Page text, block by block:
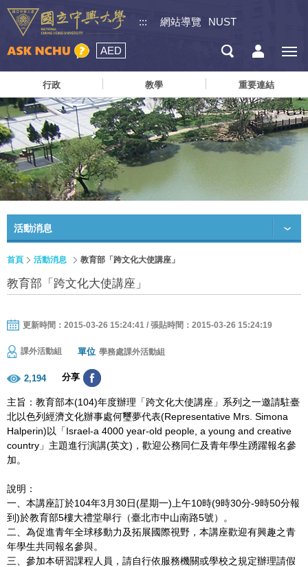
::: 網站導覽 NUST
AED
行政 教學 重要連結
活動消息
首頁 活動消息 教育部「跨文化大使講座」
教育部「跨文化大使講座」
更新時間：2015-03-26 15:24:41 / 張貼時間：2015-03-26 15:24:19
課外活動組 單位 學務處課外活動組
2,194 分享
主旨：教育部本(104)年度辦理「跨文化大使講座」系列之一邀請駐臺
北以色列經濟文化辦事處何璽夢代表(Representative Mrs. Simona
Halperin)以「Israel-a 4000 year-old people, a young and creative
country」主題進行演講(英文)，歡迎公務同仁及青年學生踴躍報名參
加。
說明：
一、本講座訂於104年3月30日(星期一)上午10時(9時30分-9時50分報
到)於教育部5樓大禮堂舉行（臺北市中山南路5號）。
二、為促進青年全球移動力及拓展國際視野，本講座歡迎有興趣之青
年學生共同報名參與。
三、參加本研習課程人員，請自行依服務機關或學校之規定辦理請假